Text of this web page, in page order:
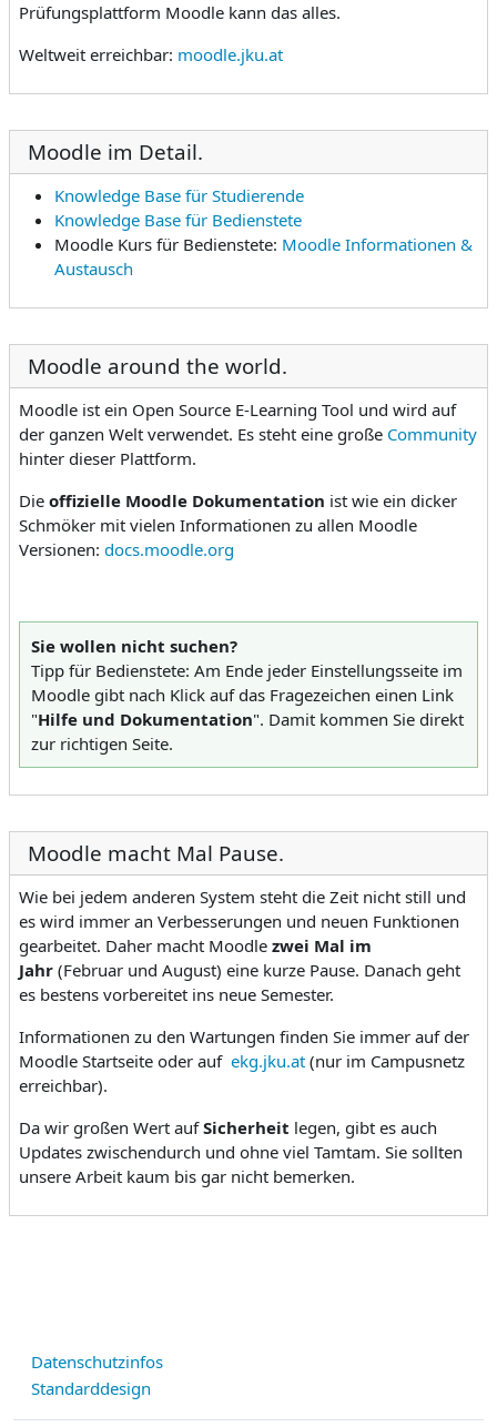
Prüfungsplattform Moodle kann das alles.
Weltweit erreichbar: moodle.jku.at
Moodle im Detail.
Knowledge Base für Studierende
Knowledge Base für Bedienstete
Moodle Kurs für Bedienstete: Moodle Informationen &
Austausch
Moodle around the world.
Moodle ist ein Open Source E-Learning Tool und wird auf
der ganzen Welt verwendet. Es steht eine große Community
hinter dieser Plattform.
Die offizielle Moodle Dokumentation ist wie ein dicker
Schmöker mit vielen Informationen zu allen Moodle
Versionen: docs.moodle.org
Sie wollen nicht suchen?
Tipp für Bedienstete: Am Ende jeder Einstellungsseite im
Moodle gibt nach Klick auf das Fragezeichen einen Link
"Hilfe und Dokumentation". Damit kommen Sie direkt
zur richtigen Seite.
Moodle macht Mal Pause.
Wie bei jedem anderen System steht die Zeit nicht still und
es wird immer an Verbesserungen und neuen Funktionen
gearbeitet. Daher macht Moodle zwei Mal im
Jahr (Februar und August) eine kurze Pause. Danach geht
es bestens vorbereitet ins neue Semester.
Informationen zu den Wartungen finden Sie immer auf der
Moodle Startseite oder auf ekg.jku.at (nur im Campusnetz
erreichbar).
Da wir großen Wert aufSicherheit legen, gibt es auch
Updates zwischendurch und ohne viel Tamtam. Sie sollten
unsere Arbeit kaum bis gar nicht bemerken.
Datenschutzinfos
Standarddesign